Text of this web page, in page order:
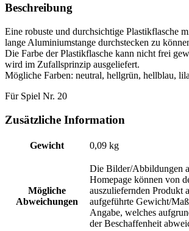
Beschreibung
Eine robuste und durchsichtige Plastikflasche
lange Aluminiumstange durchstecken zu
Die Farbe der Plastikflasche kann nicht frei
wird im Zufallsprinzip ausgeliefert.
Mögliche Farben: neutral, hellgrün, hellblau,
Für Spiel Nr. 20
Zusätzliche Information
Gewicht 0,09 kg
Mögliche
Abweichungen
Die Bilder/Abbildungen
Homepage können von
auszuliefernden Produkt
aufgeführte Gewicht/
Angabe, welches
der Beschaffenheit